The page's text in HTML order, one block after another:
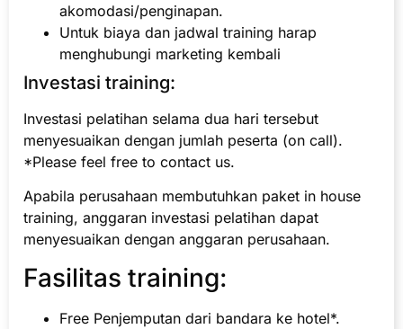
akomodasi/penginapan.
Untuk biaya dan jadwal training harap
menghubungi marketing kembali
Investasi training:
Investasi pelatihan selama dua hari tersebut
menyesuaikan dengan jumlah peserta (on call).
*Please feel free to contact us.
Apabila perusahaan membutuhkan paket in house
training, anggaran investasi pelatihan dapat
menyesuaikan dengan anggaran perusahaan.
Fasilitas training:
Free Penjemputan dari bandara ke hotel*.